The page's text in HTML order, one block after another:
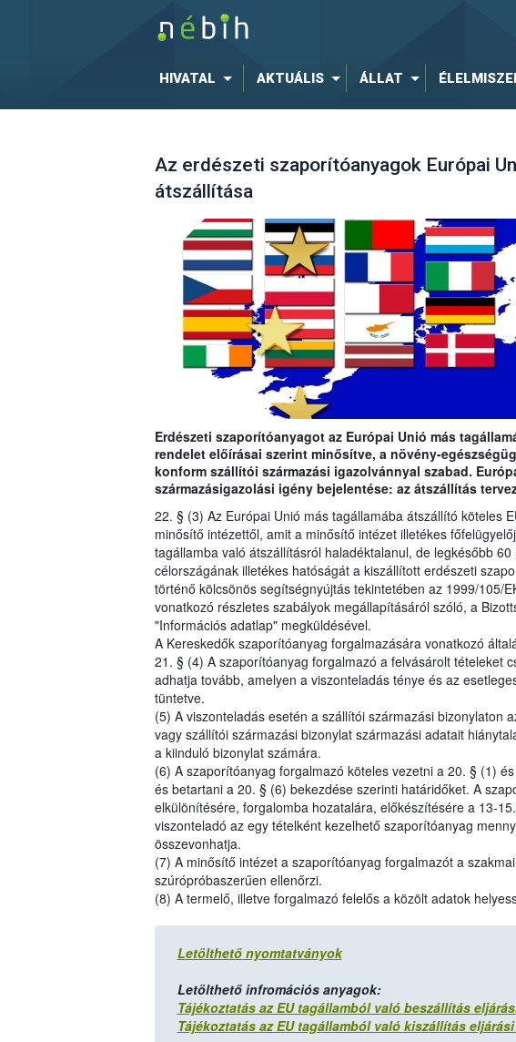
HIVATAL AKTUÁLIS ÁLLAT
Az erdészeti szaporítóanyagok Európai
átszállítása
Erdészeti szaporítóanyagot az Európai Unió más
rendelet előírásai szerint minősítve, a növény-
konform szállítói származási igazolvánnyal szabad.
származásigazolási igény bejelentése: az átszállítás
22. § (3) Az Európai Unió más tagállamába átszállító köteles
minősítő intézettől, amit a minősítő intézet illetékes
tagállamba való átszállításról haladéktalanul, de legkésőbb
célországának illetékes hatóságát a kiszállított erdészeti
történő kölcsönös segítségnyújtás tekintetében az 1999/105/
vonatkozó részletes szabályok megállapításáról szóló, a
"Információs adatlap" megküldésével.
A Kereskedők szaporítóanyag forgalmazására vonatkozó
21. § (4) A szaporítóanyag forgalmazó a felvásárolt tételeket
adhatja tovább, amelyen a viszonteladás ténye és az
tüntetve.
(5) A viszonteladás esetén a szállítói származási bizonylaton
vagy szállítói származási bizonylat származási adatait
a kiinduló bizonylat számára.
(6) A szaporítóanyag forgalmazó köteles vezetni a 20. § (1)
és betartani a 20. § (6) bekezdése szerinti határidőket. A
elkülönítésére, forgalomba hozatalára, előkészítésére a 13-
viszonteladó az egy tételként kezelhető szaporítóanyag
összevonhatja.
(7) A minősítő intézet a szaporítóanyag forgalmazót a
szúrópróbaszerűen ellenőrzi.
(8) A termelő, illetve forgalmazó felelős a közölt adatok
Letölthető nyomtatványok
Letölthető infromációs anyagok:
Tájékoztatás az EU tagállamból való beszállítás
Tájékoztatás az EU tagállamból való kiszállítás